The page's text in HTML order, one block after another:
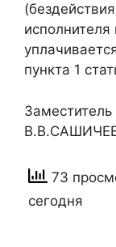
пункта 1
73
сегодня